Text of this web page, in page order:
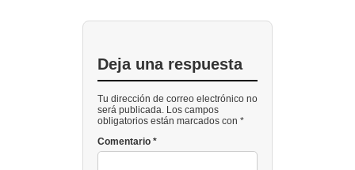
Deja una respuesta
Tu dirección de correo electrónico no
será publicada. Los campos
obligatorios están marcados con *
Comentario *